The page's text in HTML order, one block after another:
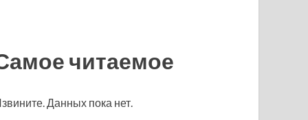
читаемое
Данных пока нет.